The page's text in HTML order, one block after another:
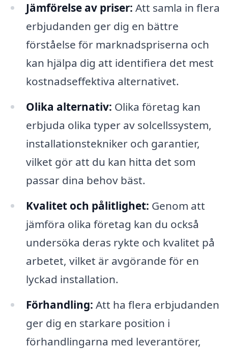
Jämförelse av priser: Att samla in flera
erbjudanden ger dig en bättre
förståelse för marknadspriserna och
kan hjälpa dig att identifiera det mest
kostnadseffektiva alternativet.
Olika alternativ: Olika företag kan
erbjuda olika typer av solcellssystem,
installationstekniker och garantier,
vilket gör att du kan hitta det som
passar dina behov bäst.
Kvalitet och pålitlighet: Genom att
jämföra olika företag kan du också
undersöka deras rykte och kvalitet på
arbetet, vilket är avgörande för en
lyckad installation.
Förhandling: Att ha flera erbjudanden
ger dig en starkare position i
förhandlingarna med leverantörer,